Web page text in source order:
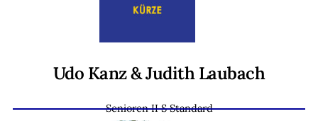
Udo Kanz & Judith Laubach
Senioren II S Standard